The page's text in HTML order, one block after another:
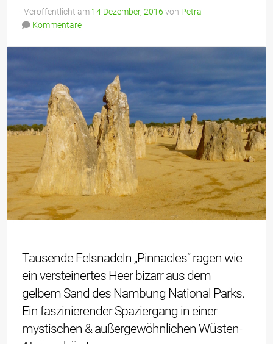
Veröffentlicht am 14 Dezember, 2016 von Petra
Kommentare
Tausende Felsnadeln „Pinnacles“ ragen wie
ein versteinertes Heer bizarr aus dem
gelbem Sand des Nambung National Parks.
Ein faszinierender Spaziergang in einer
mystischen & außergewöhnlichen Wüsten-